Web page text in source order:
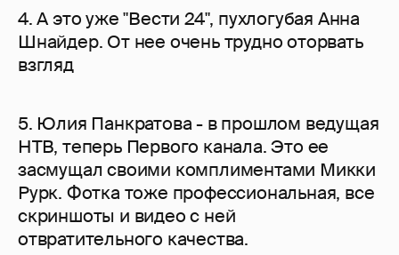
4. А это уже "Вести 24", пухлогубая Анна
Шнайдер. От нее очень трудно оторвать
взгляд
5. Юлия Панкратова - в прошлом ведущая
НТВ, теперь Первого канала. Это ее
засмущал своими комплиментами Микки
Рурк. Фотка тоже профессиональная, все
скриншоты и видео с ней
отвратительного качества.